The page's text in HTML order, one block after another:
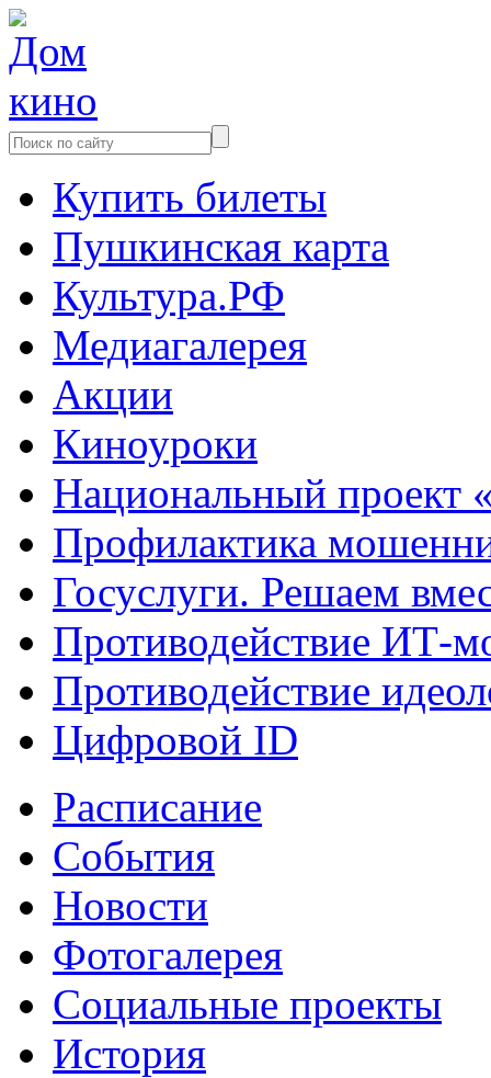
Купить билеты
Пушкинская карта
Культура.РФ
Медиагалерея
Акции
Киноуроки
Национальный проект
Профилактика
Госуслуги. Решаем
Противодействие ИТ-
Противодействие
Цифровой ID
Расписание
События
Новости
Фотогалерея
Социальные проекты
История